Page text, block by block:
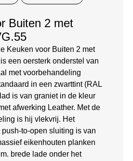
Buiten 2 met
Keuken voor Buiten 2 met
een oersterk onderstel van
met voorbehandeling
in een zwarttint (RAL
is van graniet in de kleur
afwerking Leather. Met de
is hij vlekvrij. Het
push-to-open sluiting is van
eikenhouten planken
brede lade onder het